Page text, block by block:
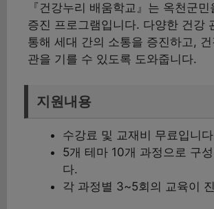
『건강누리 배움학교』는 옥천군
증진 프로그램입니다. 다양한 건강
통해 세대 간의 소통을 증진하고,
관을 기를 수 있도록 도와줍니다.
지원내용
수강료 및 교재비 무료입니
5개 테마 10개 과정으로 구
다.
각 과정별 3~5회의 교육이